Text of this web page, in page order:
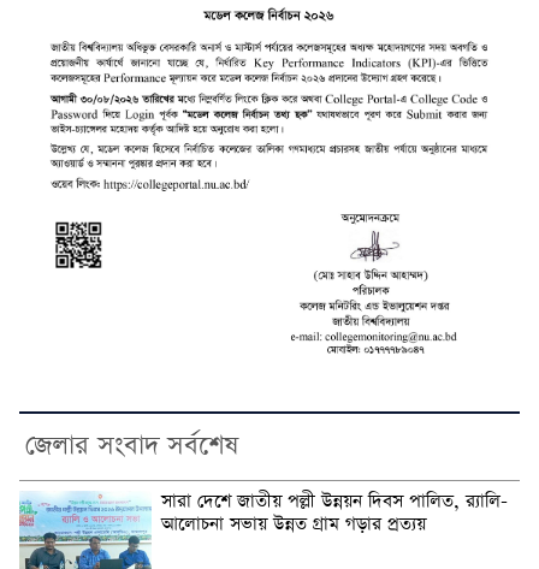
জেলার সংবাদ সর্বশেষ
সারা দেশে জাতীয় পল্লী উন্নয়ন দিবস পালিত, র‍্যালি-
আলোচনা সভায় উন্নত গ্রাম গড়ার প্রত্যয়